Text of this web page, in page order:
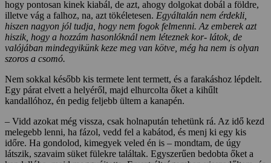
hogy pontosan kinek kiabál, de azt, ahogy dolgokat dobál a földre,
illetve vág a falhoz, na, azt tökéletesen. Egyáltalán nem érdekli,
hiszen nagyon jól tudja, hogy nem fogok felmenni. Az emberek azt
hiszik, hogy a hozzám hasonlóknál nem léteznek kor- látok, de
valójában mindegyikünk keze meg van kötve, még ha nem is olyan
szoros a csomó.
Nem sokkal később kis termete lent termett, és a farakáshoz lépdelt.
Egy párat elvett a helyéről, majd elhurcolta őket a kihűlt
kandallóhoz, én pedig feljebb ültem a kanapén.
– Vidd azokat még vissza, csak holnapután tehetünk rá. Az idő kezd
melegebb lenni, ha fázol, vedd fel a kabátod, és menj ki egy kis
időre. Ha gondolod, kimegyek veled én is – mondtam, de úgy
látszik, szavaim süket fülekre találtak. Egyszerűen bedobta őket a